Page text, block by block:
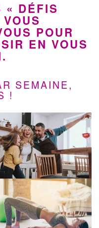
« DÉFIS
POUR
EN VOUS
SEMAINE,
!